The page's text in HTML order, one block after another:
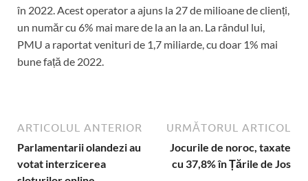
în 2022. Acest operator a ajuns la 27 de milioane de clienți,
un număr cu 6% mai mare de la an la an. La rândul lui,
PMU a raportat venituri de 1,7 miliarde, cu doar 1% mai
bune față de 2022.
ARTICOLUL ANTERIOR
Parlamentarii olandezi au
votat interzicerea
URMĂTORUL ARTICOL
Jocurile de noroc, taxate
cu 37,8% în Țările de Jos